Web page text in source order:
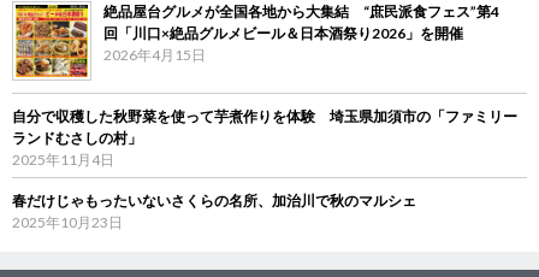
絶品屋台グルメが全国各地から大集結 “庶民派食フェス”第4
回「川口×絶品グルメビール＆日本酒祭り2026」を開催
2026年4月15日
自分で収穫した秋野菜を使って芋煮作りを体験 埼玉県加須市の「ファミリー
ランドむさしの村」
2025年11月4日
春だけじゃもったいないさくらの名所、加治川で秋のマルシェ
2025年10月23日